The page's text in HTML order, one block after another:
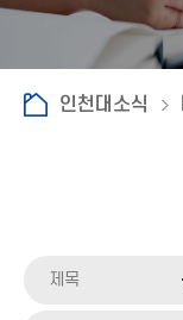
인천대소식
제목